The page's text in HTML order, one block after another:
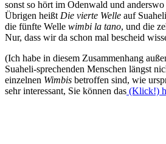
sonst so hört im Odenwald und
Übrigen heißt Die vierte Welle auf
die fünfte Welle wimbi la tano, und die
Nur, dass wir da schon mal bescheid
(Ich habe in diesem Zusammenhang
Suaheli-sprechenden Menschen längst
einzelnen Wimbis betroffen sind, wie
sehr interessant, Sie können das (Klick!)